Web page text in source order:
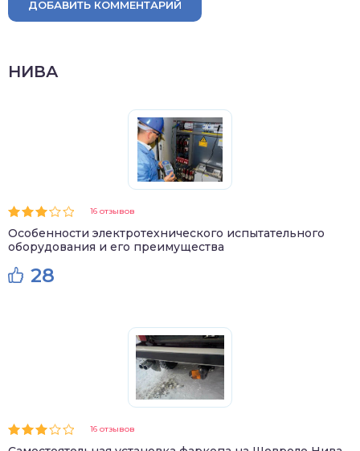
ДОБАВИТЬ КОММЕНТАРИЙ
НИВА
16 отзывов
Особенности электротехнического испытательного
оборудования и его преимущества
28
16 отзывов